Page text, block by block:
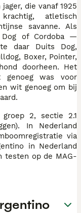
die vanaf 1925
atletisch
savanne. Als
of Cordoba —
daar Duits Dog,
Boxer, Pointer,
doorheen. Het
was voor
wit genoeg om bij
2, sectie 2.1
In Nederland
via
in Nederland
testen op de MAG-